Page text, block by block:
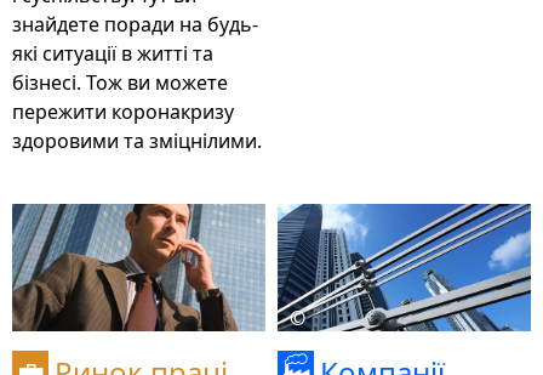
знайдете поради на будь-
які ситуації в житті та
бізнесі. Тож ви можете
пережити коронакризу
здоровими та зміцнілими.
©